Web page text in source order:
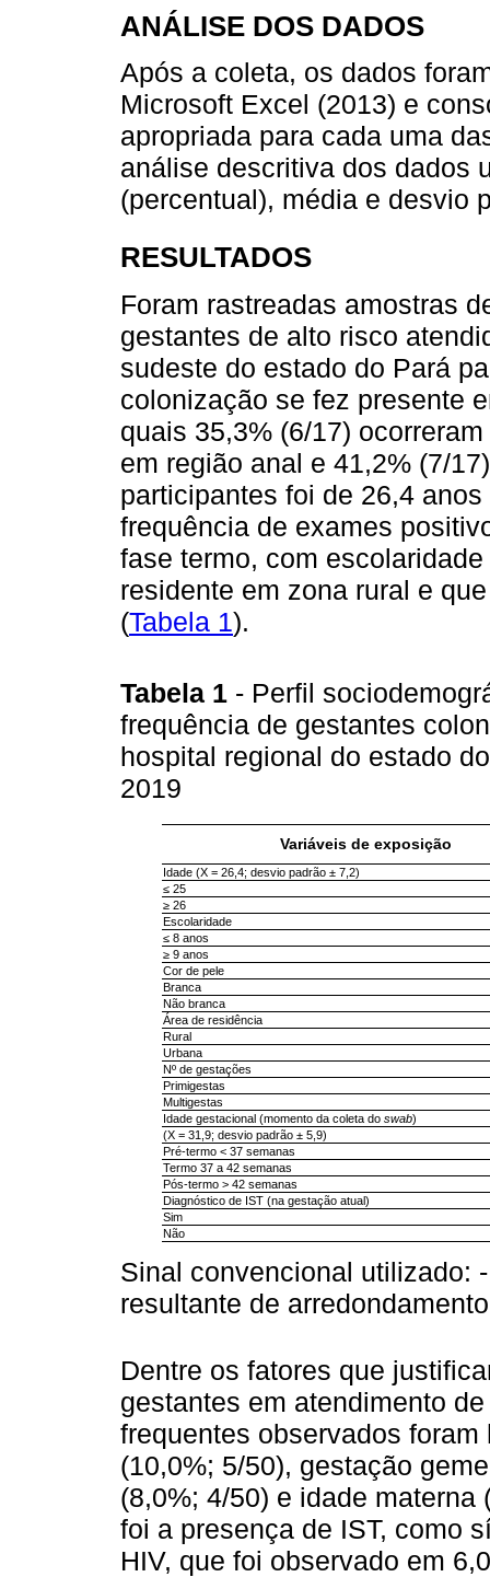
ANÁLISE DOS DADOS
Após a coleta, os dados
Microsoft Excel (2013) e
apropriada para cada uma
análise descritiva dos dados
(percentual), média e desvio
RESULTADOS
Foram rastreadas amostras
gestantes de alto risco
sudeste do estado do Pará
colonização se fez presente
quais 35,3% (6/17)
em região anal e 41,2% (7/
participantes foi de 26,4
frequência de exames
fase termo, com
residente em zona rural e
(Tabela 1).
Tabela 1 - Perfil
frequência de gestantes
hospital regional do estado
2019
Variáveis de exposição
Idade (X = 26,4; desvio padrão ± 7,2)
≤ 25
≥ 26
Escolaridade
≤ 8 anos
≥ 9 anos
Cor de pele
Branca
Não branca
Área de residência
Rural
Urbana
Nº de gestações
Primigestas
Multigestas
Idade gestacional (momento da coleta do swab)
(X = 31,9; desvio padrão ± 5,9)
Pré-termo < 37 semanas
Termo 37 a 42 semanas
Pós-termo > 42 semanas
Diagnóstico de IST (na gestação atual)
Sim
Não
Sinal convencional utilizado:
resultante de
Dentre os fatores que
gestantes em atendimento
frequentes observados
(10,0%; 5/50), gestação
(8,0%; 4/50) e idade
foi a presença de IST, como
HIV, que foi observado em